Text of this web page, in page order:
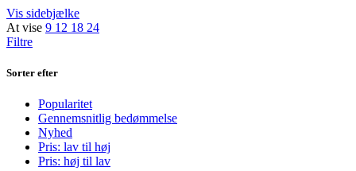
Vis sidebjælke
At vise 9 12 18 24
Filtre
Sorter efter
Popularitet
Gennemsnitlig bedømmelse
Nyhed
Pris: lav til høj
Pris: høj til lav